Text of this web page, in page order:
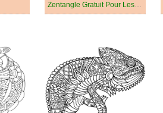
Zentangle Gratuit Pour Les Enfants